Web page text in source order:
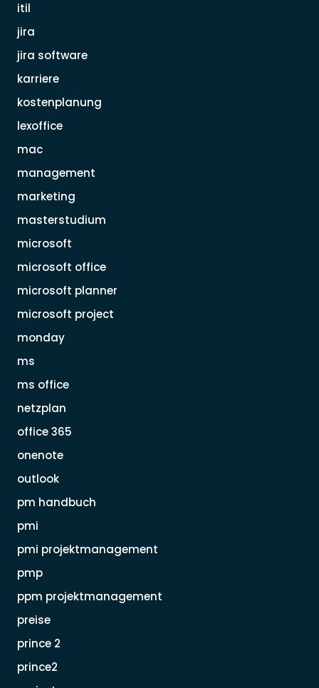
itil
jira
jira software
karriere
kostenplanung
lexoffice
mac
management
marketing
masterstudium
microsoft
microsoft office
microsoft planner
microsoft project
monday
ms
ms office
netzplan
office 365
onenote
outlook
pm handbuch
pmi
pmi projektmanagement
pmp
ppm projektmanagement
preise
prince 2
prince2